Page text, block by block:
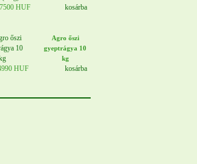
HUF kosárba
Agro őszi
gyeptrágya 10
kg
HUF kosárba